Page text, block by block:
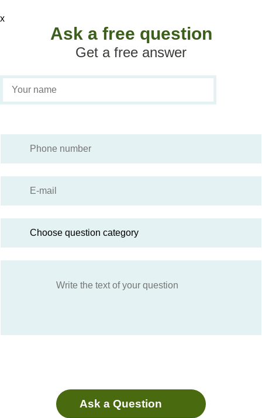
х
Ask a free question
Get a free answer